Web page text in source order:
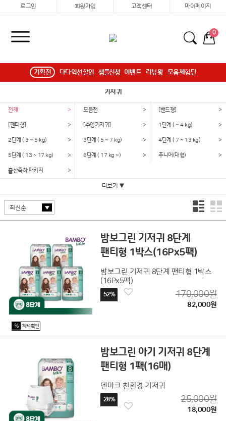
로그인 회원가입 고객센터 마이페이지
0
기획전 다다익선할인 샘플신청 이벤트 리뷰왕 모움체험단
기저귀
전체 > 모음전 > [밴드형] >
[팬티형] > [수영기저귀] > 1단계 ( ~ 4 kg) >
2단계 ( 3 ~ 5 kg) > 3단계 ( 5 ~ 7 kg) > 4단계 ( 7 ~ 13 kg) >
5단계 ( 13 ~ 17 kg) > 6단계 ( 17 kg ~) > 주니어(대형) >
출산축하 패키지 >
더보기 ▼
밤보그린 기저귀 8단계
팬티형 1박스(16Px5팩)
밤보그린 기저귀 8단계 팬티형 1박스
(16Px5팩)
52% 170,000원
82,000원
% 혜택확인
밤보그린 아기 기저귀 8단계
팬티형 1팩(16매)
덴마크 친환경 기저귀
28% 25,000원
18,000원